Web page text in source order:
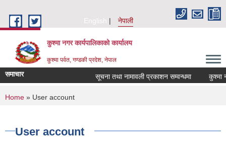
English
नेपाली
कुश्मा नगर कार्यपालिकाको कार्यालय
कुश्मा पर्वत, गण्डकी प्रदेश, नेपाल
समाचार सूचना तथा नामावली प्रकाशन सम्वन्धमा कुश्मा
You are here
Home » User account
User account